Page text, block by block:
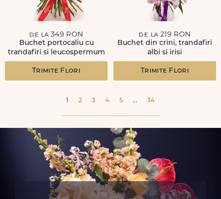
de la 349 RON
Buchet portocaliu cu
trandafiri si leucospermum
Trimite Flori
de la 219 RON
Buchet din crini, trandafiri
albi si irisi
Trimite Flori
1 2 3 4 5 ... 34